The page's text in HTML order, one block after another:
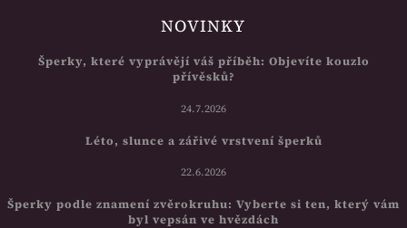
NOVINKY
Šperky, které vyprávějí váš příběh: Objevíte kouzlo
přívěsků?
24.7.2026
Léto, slunce a zářivé vrstvení šperků
22.6.2026
Šperky podle znamení zvěrokruhu: Vyberte si ten, který vám
byl vepsán ve hvězdách